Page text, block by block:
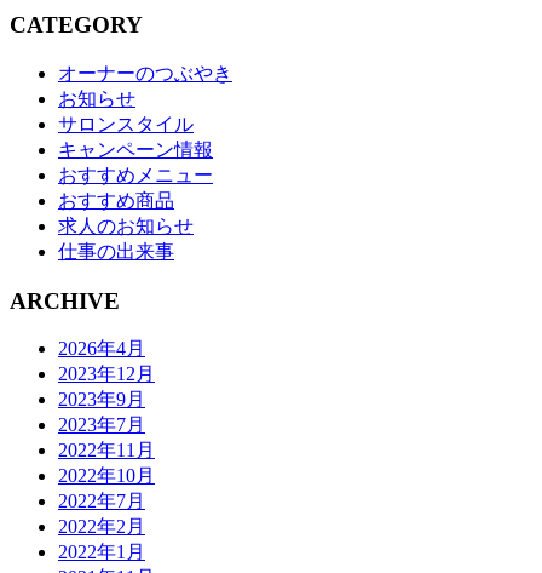
CATEGORY
オーナーのつぶやき
お知らせ
サロンスタイル
キャンペーン情報
おすすめメニュー
おすすめ商品
求人のお知らせ
仕事の出来事
ARCHIVE
2026年4月
2023年12月
2023年9月
2023年7月
2022年11月
2022年10月
2022年7月
2022年2月
2022年1月